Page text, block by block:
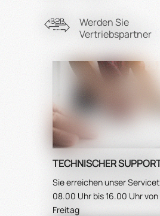
Werden Sie
Vertriebspartner
TECHNISCHER
Sie erreichen unser
08.00 Uhr bis 16.00 Uhr
Freitag